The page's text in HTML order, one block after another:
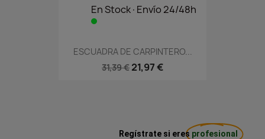
En Stock·Envío 24/48h
ESCUADRA DE CARPINTERO...
31,39 € 21,97 €
Regístrate si eres profesional